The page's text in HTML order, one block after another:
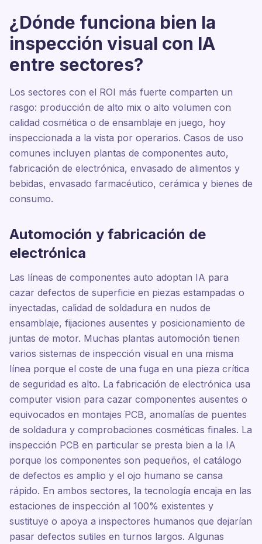
¿Dónde funciona bien la
inspección visual con IA
entre sectores?
Los sectores con el ROI más fuerte comparten un
rasgo: producción de alto mix o alto volumen con
calidad cosmética o de ensamblaje en juego, hoy
inspeccionada a la vista por operarios. Casos de uso
comunes incluyen plantas de componentes auto,
fabricación de electrónica, envasado de alimentos y
bebidas, envasado farmacéutico, cerámica y bienes de
consumo.
Automoción y fabricación de
electrónica
Las líneas de componentes auto adoptan IA para
cazar defectos de superficie en piezas estampadas o
inyectadas, calidad de soldadura en nudos de
ensamblaje, fijaciones ausentes y posicionamiento de
juntas de motor. Muchas plantas automoción tienen
varios sistemas de inspección visual en una misma
línea porque el coste de una fuga en una pieza crítica
de seguridad es alto. La fabricación de electrónica usa
computer vision para cazar componentes ausentes o
equivocados en montajes PCB, anomalías de puentes
de soldadura y comprobaciones cosméticas finales. La
inspección PCB en particular se presta bien a la IA
porque los componentes son pequeños, el catálogo
de defectos es amplio y el ojo humano se cansa
rápido. En ambos sectores, la tecnología encaja en las
estaciones de inspección al 100% existentes y
sustituye o apoya a inspectores humanos que dejarían
pasar defectos sutiles en turnos largos. Algunas